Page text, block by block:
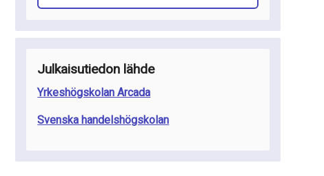
Julkaisutiedon lähde
Yrkeshögskolan Arcada
Svenska handelshögskolan